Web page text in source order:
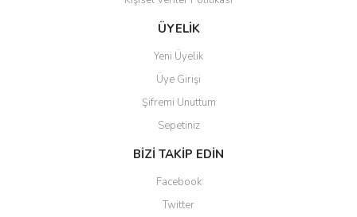
Gönder
ÜYELİK
Yeni Üyelik
Üye Girişi
Şifremi Unuttum
Sepetiniz
BİZİ TAKİP EDİN
Facebook
Twitter